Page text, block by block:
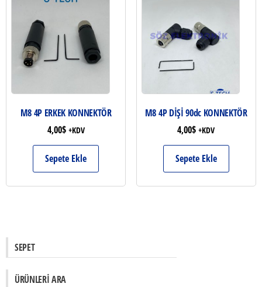
M8 4P ERKEK KONNEKTÖR
4,00$ +KDV
Sepete Ekle
M8 4P DİŞİ 90dc KONNEKTÖR
4,00$ +KDV
Sepete Ekle
SEPET
ÜRÜNLERI ARA